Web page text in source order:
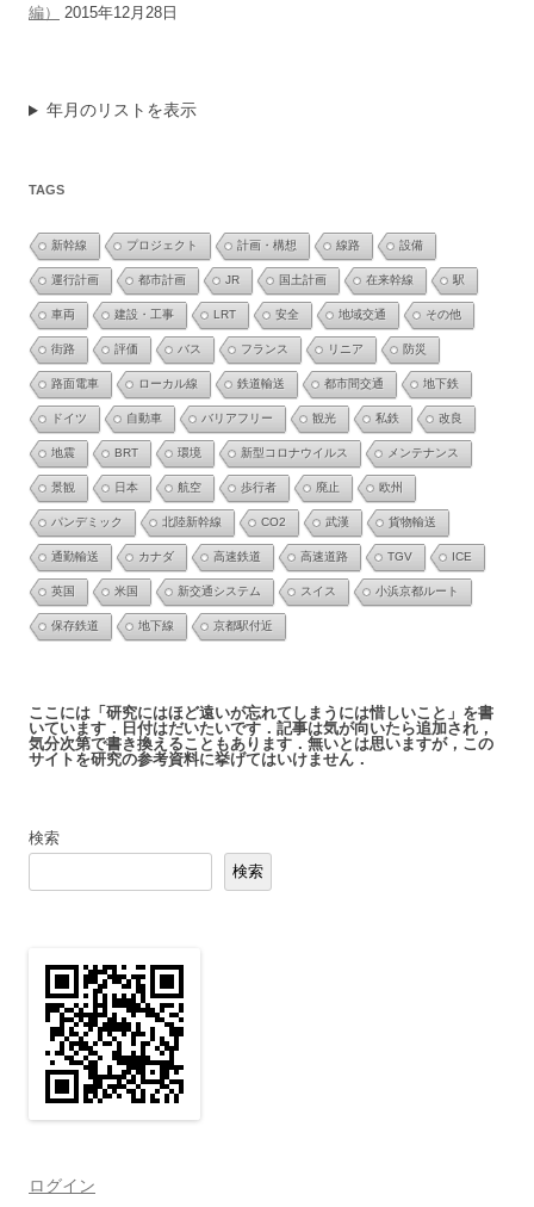
編）
2015年12月28日
年月のリストを表示
TAGS
新幹線 プロジェクト 計画・構想 線路 設備
運行計画 都市計画 JR 国土計画 在来幹線 駅
車両 建設・工事 LRT 安全 地域交通 その他
街路 評価 バス フランス リニア 防災
路面電車 ローカル線 鉄道輸送 都市間交通 地下鉄
ドイツ 自動車 バリアフリー 観光 私鉄 改良
地震 BRT 環境 新型コロナウイルス メンテナンス
景観 日本 航空 歩行者 廃止 欧州
パンデミック 北陸新幹線 CO2 武漢 貨物輸送
通勤輸送 カナダ 高速鉄道 高速道路 TGV ICE
英国 米国 新交通システム スイス 小浜京都ルート
保存鉄道 地下線 京都駅付近
ここには「研究にはほど遠いが忘れてしまうには惜しいこと」を書
いています．日付はだいたいです．記事は気が向いたら追加され，
気分次第で書き換えることもあります．無いとは思いますが，この
サイトを研究の参考資料に挙げてはいけません．
検索
検索
ログイン